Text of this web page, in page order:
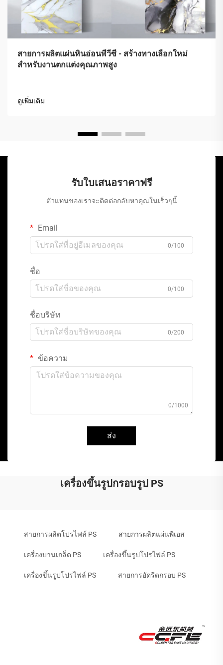
สายการผลิตแผ่นหินอ่อนพีวีซี - สร้างทางเลือกใหม่
สำหรับงานตกแต่งคุณภาพสูง
ดูเพิ่มเติม
รับใบเสนอราคาฟรี
ตัวแทนของเราจะติดต่อกลับหาคุณในเร็วๆนี้
Email
0/100
ชื่อ
0/100
ชื่อบริษัท
0/200
ข้อความ
0/1000
ส่ง
เครื่องขึ้นรูปกรอบรูป PS
สายการผลิตโปรไฟล์ PS สายการผลิตแผ่นพีเอส
เครื่องบานเกล็ด PS เครื่องขึ้นรูปโปรไฟล์ PS
เครื่องขึ้นรูปโปรไฟล์ PS สายการอัดรีดกรอบ PS